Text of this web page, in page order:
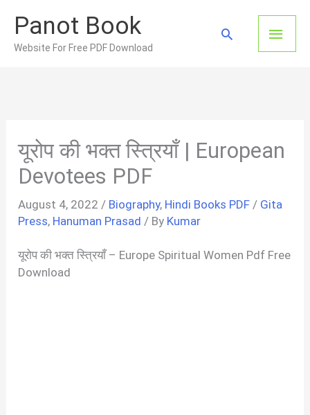
content
Panot Book
Website For Free PDF Download
Main
Search
यूरोप की भक्त स्त्रियाँ | European
Devotees PDF
August 4, 2022 / Biography, Hindi Books PDF / Gita
Press, Hanuman Prasad / By Kumar
यूरोप की भक्त स्त्रियाँ – Europe Spiritual Women Pdf Free
Download